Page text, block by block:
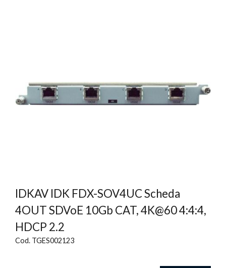
IDKAV IDK FDX-SOV4UC Scheda
4OUT SDVoE 10Gb CAT, 4K@60 4:4:4,
HDCP 2.2
Cod. TGES002123